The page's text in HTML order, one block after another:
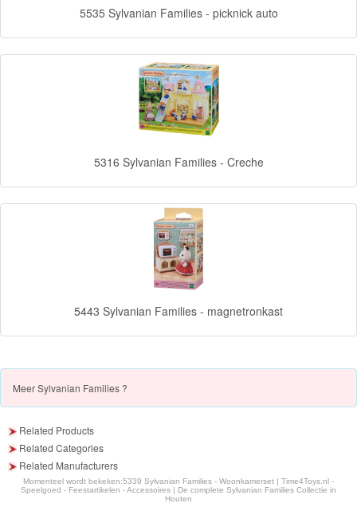
Forever
Friends
Angry
Birds
dinosaurus
Dora
-
Diego
Hello
Kitty
Blaze
5535 Sylvanian Families - picknick auto
5316 Sylvanian Families - Creche
5443 Sylvanian Families - magnetronkast
MeerSylvanian Families ?
Related Products
Related Categories
Related Manufacturers
Momenteel wordt bekeken:5339 Sylvanian Families - Woonkamerset | Time4Toys.nl -
Speelgoed - Feestartikelen - Accessoires | De complete Sylvanian Families Collectie in
Houten